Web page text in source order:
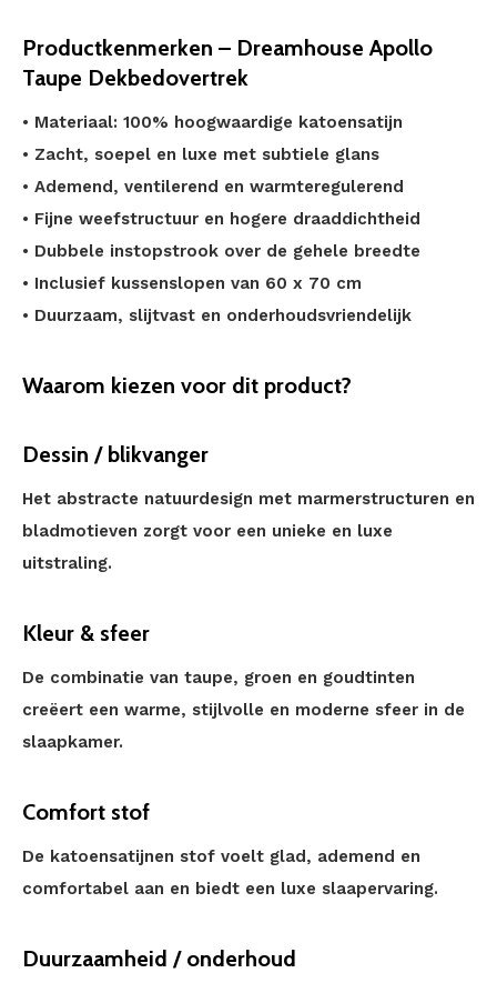
Productkenmerken – Dreamhouse Apollo
Taupe Dekbedovertrek
• Materiaal: 100% hoogwaardige katoensatijn
• Zacht, soepel en luxe met subtiele glans
• Ademend, ventilerend en warmteregulerend
• Fijne weefstructuur en hogere draaddichtheid
• Dubbele instopstrook over de gehele breedte
• Inclusief kussenslopen van 60 x 70 cm
• Duurzaam, slijtvast en onderhoudsvriendelijk
Waarom kiezen voor dit product?
Dessin / blikvanger
Het abstracte natuurdesign met marmerstructuren en
bladmotieven zorgt voor een unieke en luxe
uitstraling.
Kleur & sfeer
De combinatie van taupe, groen en goudtinten
creëert een warme, stijlvolle en moderne sfeer in de
slaapkamer.
Comfort stof
De katoensatijnen stof voelt glad, ademend en
comfortabel aan en biedt een luxe slaapervaring.
Duurzaamheid / onderhoud